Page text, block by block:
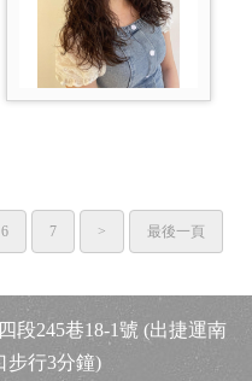
6 7 > 最後一頁
段245巷18-1號 (出捷運南
步行3分鐘)